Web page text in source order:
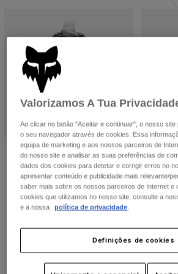
Calças
Calções
Protecções
Óculos
Meias
Peças sobressalentes
Luvas
Casacos
Protections
Óculos
Meias
Bolsas e acessórios
Ver tudo
Women
Sweatshirts Com ou Sem Fecho de
Casacos
Calças & Shorts
Shirts
Ver tudo
Óculos de Proteção
Meias
Ver tudo
Moto
Capacetes
Camisolas
Calças
Boots
Óculos de Proteção
Garrafa Fox CamelBak® Podium®
Worldwide 21 oz (621 ml)
14,99 €
Fox x
Price
39,99 €to
Valorizamos A Tua
Ao clicar no botão "Aceitar e continuar", o nosso
o seu navegador através de cookies. Essa
equipa de marketing e aos nossos parceiros de
do nosso site e analisar as suas preferências de
dados dos cookies para detetar e corrigir erros no
apresentar conteúdo e publicidade mais relevante/
saber mais sobre os nossos parceiros de Internet e
cookies que utilizamos no nosso site, consulte a
e a nossa
política de privacidade.
Definições de cookies